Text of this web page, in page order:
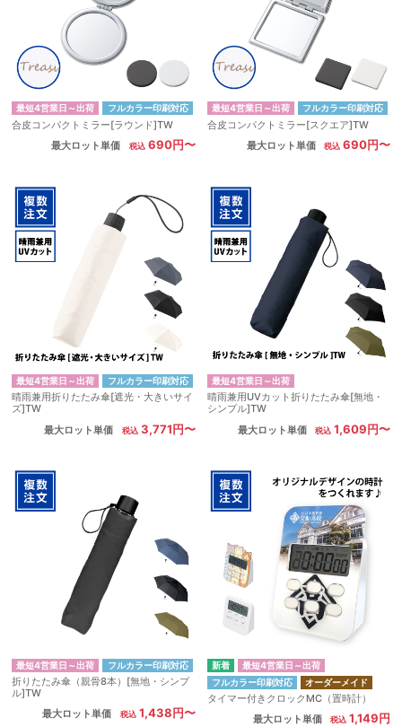
最短4営業日～出荷 フルカラー印刷対応
合皮コンパクトミラー[ラウンド]TW
最大ロット単価
690円〜
最短4営業日～出荷 フルカラー印刷対応
合皮コンパクトミラー[スクエア]TW
最大ロット単価
690円〜
最短4営業日～出荷 フルカラー印刷対応
晴雨兼用折りたたみ傘[遮光・大きいサイ
ズ]TW
最大ロット単価
3,771円〜
最短4営業日～出荷
晴雨兼用UVカット折りたたみ傘[無地・
シンプル]TW
最大ロット単価
1,609円〜
最短4営業日～出荷 フルカラー印刷対応
折りたたみ傘（親骨8本）[無地・シンプ
ル]TW
最大ロット単価
1,438円〜
最短4営業日～出荷
フルカラー印刷対応
オーダーメイド
タイマー付きクロックMC（置時計）
最大ロット単価
1,149円